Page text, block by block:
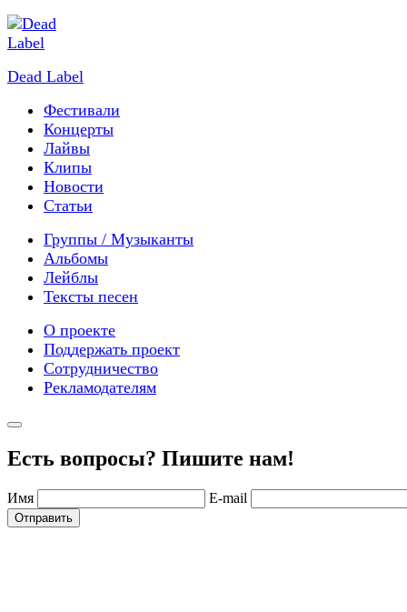
Dead Label
Фестивали
Концерты
Лайвы
Клипы
Новости
Статьи
Группы / Музыканты
Альбомы
Лейблы
Тексты песен
О проекте
Поддержать проект
Сотрудничество
Рекламодателям
Есть вопросы? Пишите нам!
Имя E-mail